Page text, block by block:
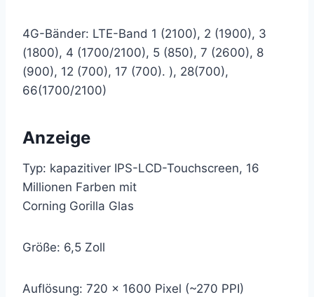
4G-Bänder: LTE-Band 1 (2100), 2 (1900), 3
(1800), 4 (1700/2100), 5 (850), 7 (2600), 8
(900), 12 (700), 17 (700). ), 28(700),
66(1700/2100)
Anzeige
Typ: kapazitiver IPS-LCD-Touchscreen, 16
Millionen Farben mit
Corning Gorilla Glas
Größe: 6,5 Zoll
Auflösung: 720 x 1600 Pixel (~270 PPI)